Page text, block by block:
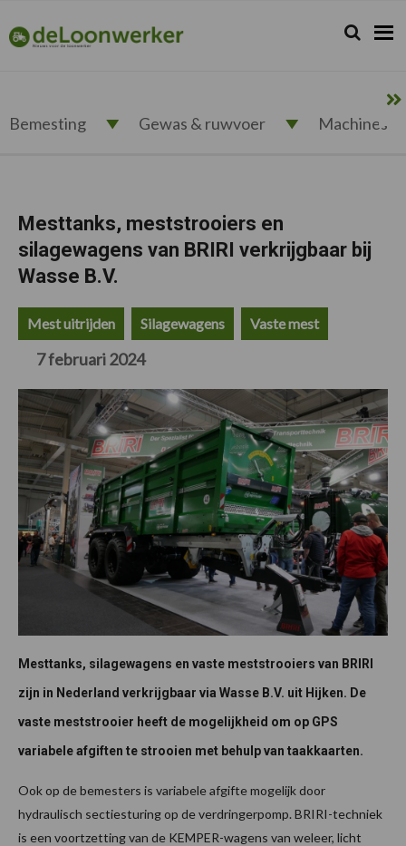
de
hoofdnavigatie
de
hoofd
de
eerste
de
voettekst
deloonwerker.nl Zoeken...
Zoek
Bemesting Gewas & ruwvoer Machines
Mesttanks, meststrooiers en
silagewagens van BRIRI verkrijgbaar bij
Wasse B.V.
Mest uitrijden Silagewagens Vaste mest
7 februari 2024
Mesttanks, silagewagens en vaste meststrooiers van BRIRI
zijn in Nederland verkrijgbaar via Wasse B.V. uit Hijken. De
vaste meststrooier heeft de mogelijkheid om op GPS
variabele afgiften te strooien met behulp van taakkaarten.
Ook op de bemesters is variabele afgifte mogelijk door
hydraulisch sectiesturing op de verdringerpomp. BRIRI-techniek
is een voortzetting van de KEMPER-wagens van weleer, licht